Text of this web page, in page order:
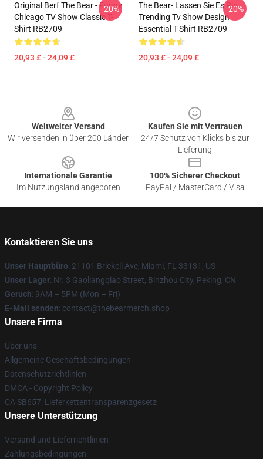
Original Berf The Bear - Funny
Chicago TV Show Classic T-
Shirt RB2709
20,93 £ - 24,09 £
-20%
The Bear- Lassen Sie Es Rip
Trending Tv Show Design
Essential T-Shirt RB2709
20,93 £ - 24,09 £
-20%
Weltweiter Versand
Wir versenden in über 200 Länder
Kaufen Sie mit Vertrauen
24/7 Schutz von Klicks bis zur
Lieferung
Internationale Garantie
Im Nutzungsland angeboten
100% Sicherer Checkout
PayPal / MasterCard / Visa
Kontaktieren Sie uns
Unser Hauptbüro: 21101 Brickell Ave, Miami, FL 33131, US
Unser Lager: Nr. 3 Gaoliangqiao Street, Binzhou City, Peking, CN
Geruch: 9AM – 5PM (Mon – Fri)
E-Mail senden: contact@thebearmerch.shop
Unsere Firma
Über uns
Allgemeine Geschäftsbedingungen
Datenschutzrichtlinien
DMCA - Copyright Policy
CA SB657: Lieferkettentransparenzgesetz
Unsere Unterstützung
Versand und Lieferrichtlinien
Zahlungsbedingungen